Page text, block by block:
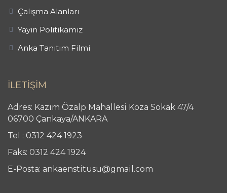
Çalışma Alanları
Yayın Politikamız
Anka Tanıtım Filmi
İLETİŞİM
Adres: Kazım Özalp Mahallesi Koza Sokak 47/4
06700 Çankaya/ANKARA
Tel : 0312 424 1923
Faks: 0312 424 1924
E-Posta: ankaenstitusu@gmail.com